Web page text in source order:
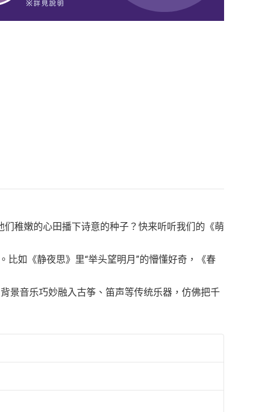
稚嫩的心田播下诗意的种子？快来听听我们的《萌
如《静夜思》里“举头望明月”的懵懂好奇，《春
景音乐巧妙融入古筝、笛声等传统乐器，仿佛把千